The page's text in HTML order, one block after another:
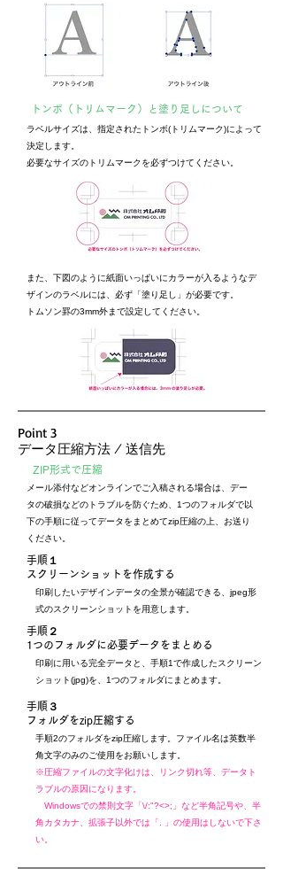
トンボ​（トリムマーク）と塗り足しについて
ラベルサイズは、指定されたトンボ(トリムマーク)によって
決定します。
必要なサイズのトリムマークを必ずつけてください。
また、下図のように紙面いっぱいにカラーが入るようなデ
ザインのラベルには、必ず「塗り足し」が必要です。
トムソン罫の3mm外まで設定してください。
Point 3
データ圧縮方法 / 送信先
ZIP形式で圧縮
メール添付などオンラインでご入稿される場合は、デー
タの破損などのトラブルを防ぐため、1つのフォルダで以
下の手順に従ってデータをまとめてzip圧縮の上、お送り
ください。
手順１
スクリーンショットを作成する
印刷したいデザインデータの全景が確認できる、jpeg形
式のスクリーンショットを用意します。
手順２
1つのフォルダに必要データをまとめる
印刷に用いる完全データと、手順1で作成したスクリーン
ショット(jpg)を、1つのフォルダにまとめます。
手順３
フォルダをzip圧縮する
手順2のフォルダをzip圧縮します。ファイル名は英数半
角文字のみのご使用をお願いします。
※圧縮ファイルの文字化けは、リンク切れ等、データト
ラブルの原因になります。
Windowsでの禁則文字「\/:"?<>;」など半角記号や、半
角カタカナ、拡張子以外では「. 」の使用はしないで下さ
い。